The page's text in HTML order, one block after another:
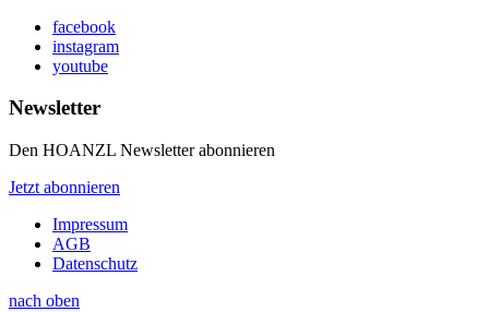
facebook
instagram
youtube
Newsletter
Den HOANZL Newsletter abonnieren
Jetzt abonnieren
Impressum
AGB
Datenschutz
nach oben